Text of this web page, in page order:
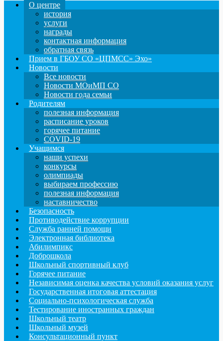
О центре
история
услуги
награды
контактная информация
обратная связь
Прием в ГБОУ СО «ЦПМСС» Эхо»
Новости
Все новости
Новости МОиМП СО
Новости года семьи
Родителям
полезная информация
расписание уроков
горячее питание
COVID-19
Учащимся
наши успехи
конкурсы
олимпиады
выбираем профессию
полезная информация
наставничество
Безопасность
Противодействие коррупции
Служба ранней помощи
Электронная библиотека
Абилимпикс
Доброшкола
Школьный спортивный клуб
Горячее питание
Независимая оценка качества условий оказания услуг
Государственная итоговая аттестация
Социально-психологическая служба
Тестирование иностранных граждан
Школьный театр
Школьный музей
Консультационный пункт